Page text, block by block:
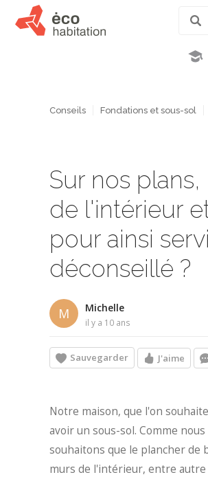
Conseils Fondations et sous-sol
Sur nos
de l'intérieur
pour ainsi
déconseillé ?
M Michelle
il y a 10 ans
Sauvegarder J'aime
Notre maison, que l'on
avoir un sous-sol. Comme
souhaitons que le plancher de
murs de l'intérieur, entre autre